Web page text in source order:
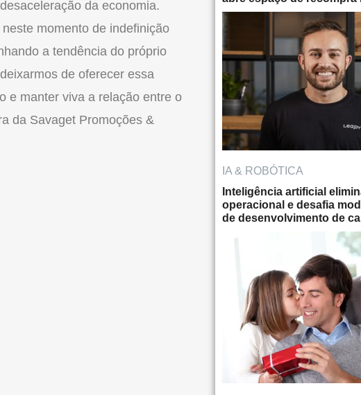
da economia.
momento de indefinição
a tendência do próprio
de oferecer essa
e manter viva a relação entre o
da Savaget Promoções &
IA & ROBÓTICA
Inteligência artificial
operacional e desafia
de desenvolvimento de